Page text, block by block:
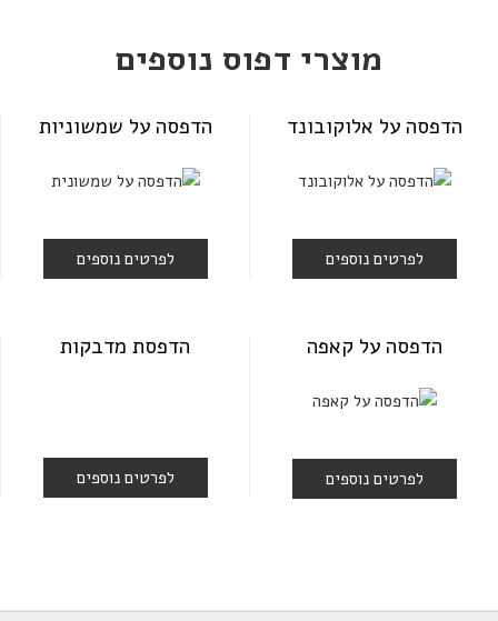
מוצרי דפוס נוספים
הדפסה על אלוקובונד
לפרטים נוספים
הדפסה על שמשוניות
לפרטים נוספים
הדפסה על קאפה
לפרטים נוספים
הדפסת מדבקות
לפרטים נוספים